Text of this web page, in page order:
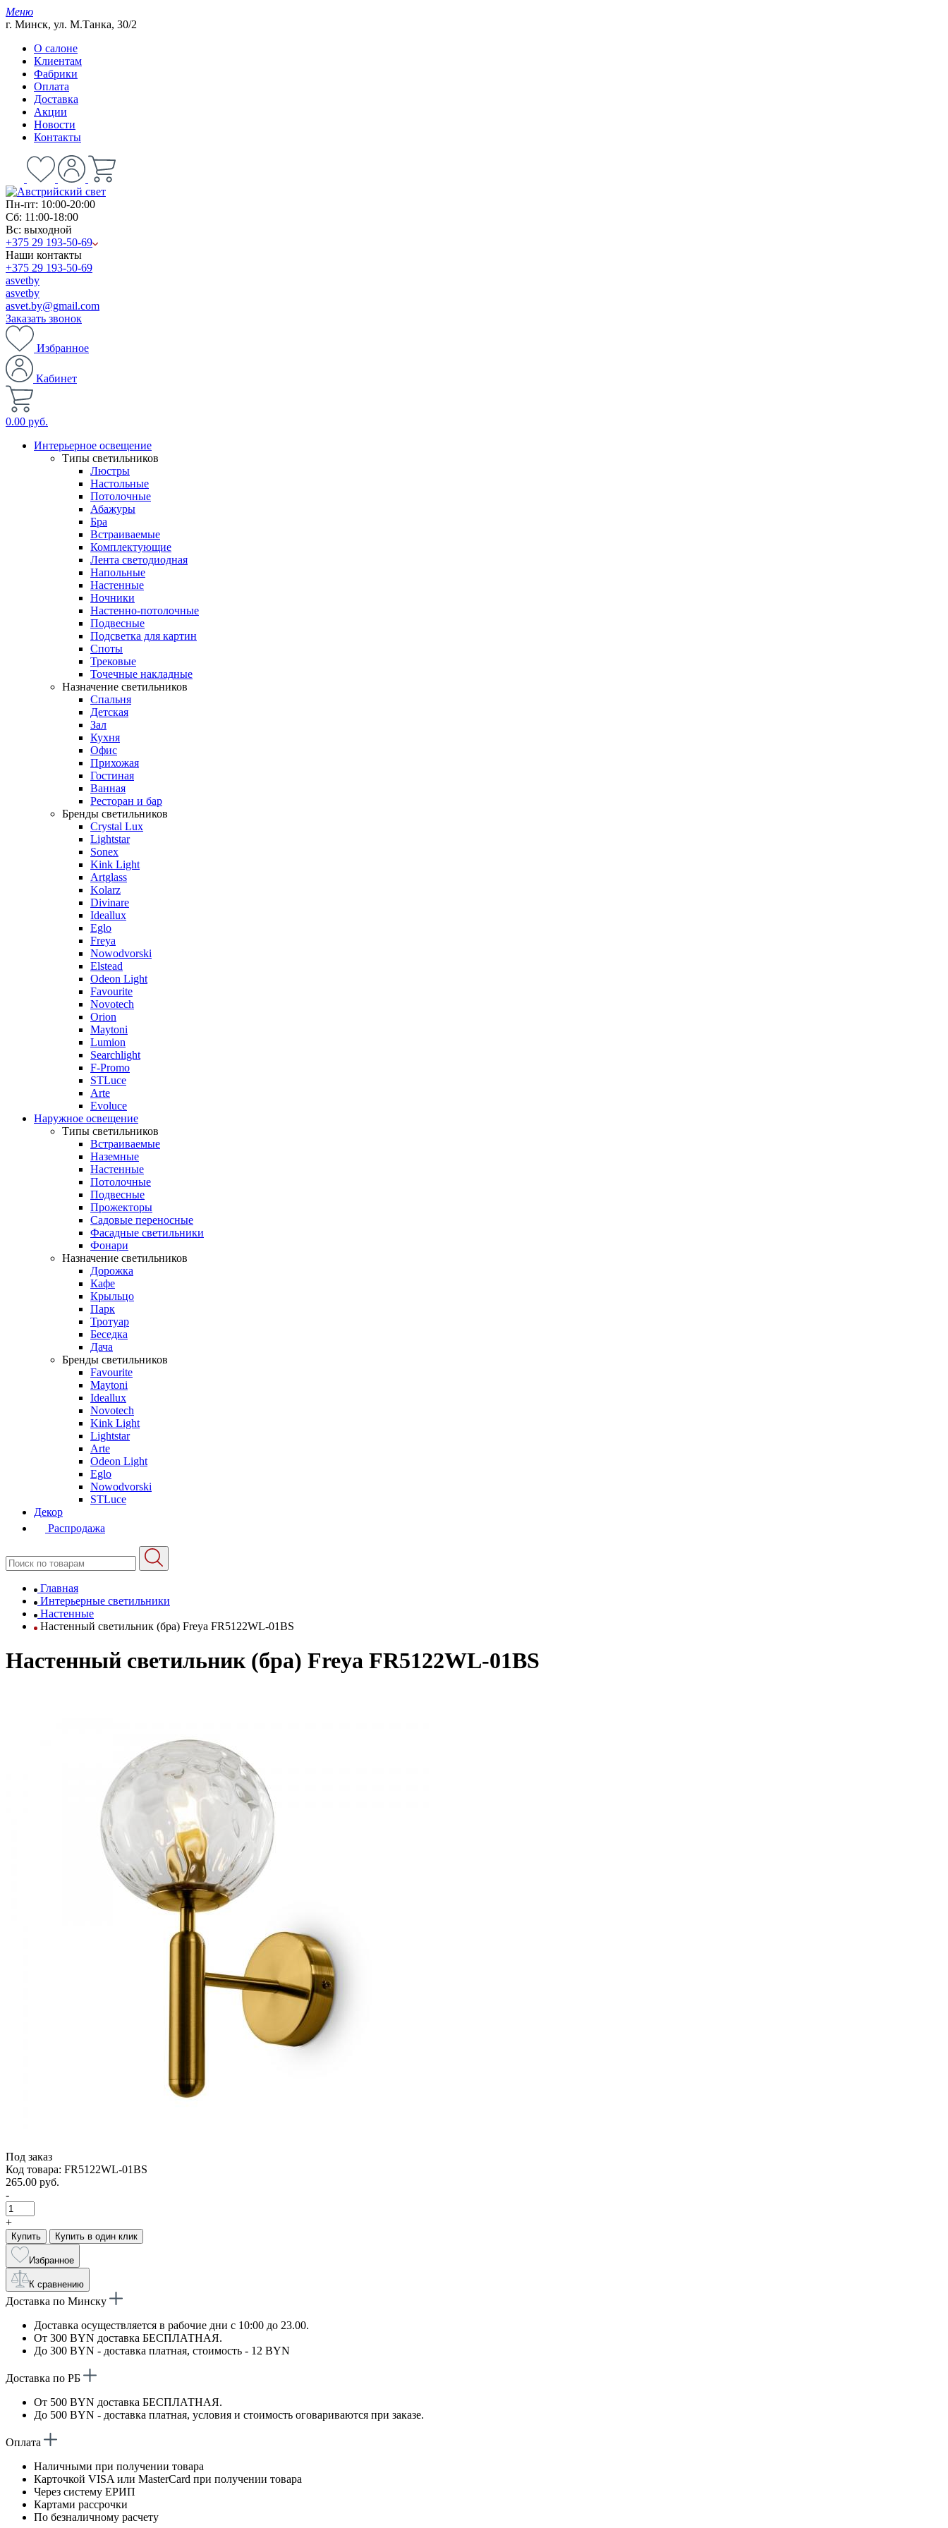
Меню
г. Минск, ул. М.Танка, 30/2
О салоне
Клиентам
Фабрики
Оплата
Доставка
Акции
Новости
Контакты
Пн-пт: 10:00-20:00
Сб: 11:00-18:00
Вс: выходной
+375 29 193-50-69
Наши контакты
+375 29 193-50-69
asvetby
asvetby
asvet.by@gmail.com
Заказать звонок
Избранное
Кабинет
0.00 руб.
Интерьерное освещение
Типы светильников
Люстры
Настольные
Потолочные
Абажуры
Бра
Встраиваемые
Комплектующие
Лента светодиодная
Напольные
Настенные
Ночники
Настенно-потолочные
Подвесные
Подсветка для картин
Споты
Трековые
Точечные накладные
Назначение светильников
Спальня
Детская
Зал
Кухня
Офис
Прихожая
Гостиная
Ванная
Ресторан и бар
Бренды светильников
Crystal Lux
Lightstar
Sonex
Kink Light
Artglass
Kolarz
Divinare
Ideallux
Eglo
Freya
Nowodvorski
Elstead
Odeon Light
Favourite
Novotech
Orion
Maytoni
Lumion
Searchlight
F-Promo
STLuce
Arte
Evoluce
Наружное освещение
Типы светильников
Встраиваемые
Наземные
Настенные
Потолочные
Подвесные
Прожекторы
Садовые переносные
Фасадные светильники
Фонари
Назначение светильников
Дорожка
Кафе
Крыльцо
Парк
Тротуар
Беседка
Дача
Бренды светильников
Favourite
Maytoni
Ideallux
Novotech
Kink Light
Lightstar
Arte
Odeon Light
Eglo
Nowodvorski
STLuce
Декор
Распродажа
Главная
Интерьерные светильники
Настенные
Настенный светильник (бра) Freya FR5122WL-01BS
Настенный светильник (бра) Freya FR5122WL-01BS
Под заказ
Код товара: FR5122WL-01BS
265.00 руб.
-
+
Купить Купить в один клик
Избранное
К сравнению
Доставка по Минску
Доставка осуществляется в рабочие дни с 10:00 до 23.00.
От 300 BYN доставка БЕСПЛАТНАЯ.
До 300 BYN - доставка платная, стоимость - 12 BYN
Доставка по РБ
От 500 BYN доставка БЕСПЛАТНАЯ.
До 500 BYN - доставка платная, условия и стоимость оговариваются при заказе.
Оплата
Наличными при получении товара
Карточкой VISA или MasterCard при получении товара
Через систему ЕРИП
Картами рассрочки
По безналичному расчету